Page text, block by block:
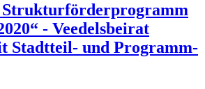
Strukturförderprogramm
- Veedelsbeirat
Stadtteil- und Programm-